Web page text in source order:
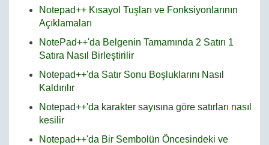
Notepad++ Kısayol Tuşları ve Fonksiyonlarının
Açıklamaları
NotePad++'da Belgenin Tamamında 2 Satırı 1
Satıra Nasıl Birleştirilir
Notepad++'da Satır Sonu Boşluklarını Nasıl
Kaldırılır
Notepad++'da karakter sayısına göre satırları nasıl
kesilir
Notepad++'da Bir Sembolün Öncesindeki ve